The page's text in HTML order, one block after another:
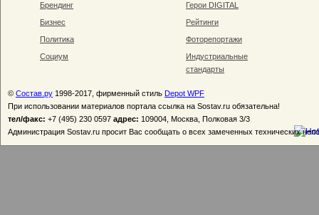
Брендинг
Бизнес
Политика
Социум
Герои DIGITAL
Рейтинги
Фоторепортажи
Индустриальные
стандарты
© Состав.ру 1998-2017, фирменный стиль Depot WPF
При использовании материалов портала ссылка на Sostav.ru обязательна!
тел/факс: +7 (495) 230 0597 адрес: 109004, Москва, Полковая 3/3
Администрация Sostav.ru просит Вас сообщать о всех замеченных технических